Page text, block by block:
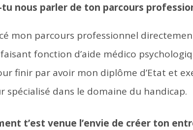
tu nous parler de ton parcours
mon parcours professionnel
fonction d’aide médico
finir par avoir mon diplôme d’Etat et
spécialisé dans le domaine du handicap.
t’est venue l’envie de créer ton